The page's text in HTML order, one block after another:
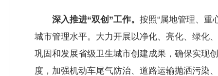
深入推进“双创”工作。 按照“属地管理、重
城市管理水平。大力开展以净化、亮化、绿化
巩固和发展省级卫生城市创建成果，确保实现
度，加强机动车尾气防治、道路运输抛洒污染